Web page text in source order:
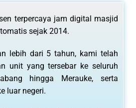
terpercaya jam digital masjid
sejak 2014.
lebih dari 5 tahun, kami telah
unit yang tersebar ke seluruh
hingga Merauke, serta
luar negeri.